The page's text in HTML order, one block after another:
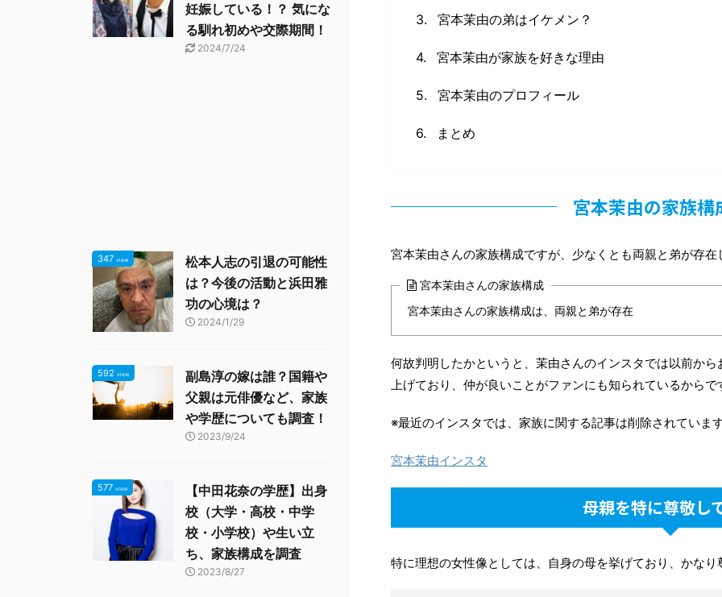
宮本茉由の弟はイケメン？
宮本茉由が家族を好きな理由
宮本茉由のプロフィール
まとめ
宮本茉由の家族構
宮本茉由さんの家族構成ですが、少なくとも両親と弟が存在
宮本茉由さんの家族構成
宮本茉由さんの家族構成は、両親と弟が存在
何故判明したかというと、茉由さんのインスタでは以前か
上げており、仲が良いことがファンにも知られているからで
※最近のインスタでは、家族に関する記事は削除されていま
宮本茉由インスタ
母親を特に尊敬し
特に理想の女性像としては、自身の母を挙げており、かな
妊娠している！？ 気にな
る馴れ初めや交際期間！
2024/7/24
347 view
松本人志の引退の可能性
は？今後の活動と浜田雅
功の心境は？
2024/1/29
592 view
副島淳の嫁は誰？国籍や
父親は元俳優など、家族
や学歴についても調査！
2023/9/24
577 view
【中田花奈の学歴】出身
校（大学・高校・中学
校・小学校）や生い立
ち、家族構成を調査
2023/8/27